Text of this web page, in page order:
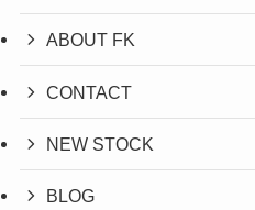
ABOUT FK
CONTACT
NEW STOCK
BLOG